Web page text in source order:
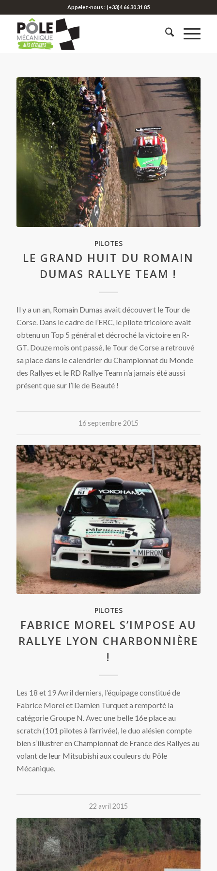
Appelez-nous : (+33)4 66 30 31 85
PILOTES
LE GRAND HUIT DU ROMAIN
DUMAS RALLYE TEAM !
Il y a un an, Romain Dumas avait découvert le Tour de
Corse. Dans le cadre de l’ERC, le pilote tricolore avait
obtenu un Top 5 général et décroché la victoire en R-
GT. Douze mois ont passé, le Tour de Corse a retrouvé
sa place dans le calendrier du Championnat du Monde
des Rallyes et le RD Rallye Team n’a jamais été aussi
présent que sur l’Ile de Beauté !
16 septembre 2015
PILOTES
FABRICE MOREL S’IMPOSE AU
RALLYE LYON CHARBONNIÈRE
!
Les 18 et 19 Avril derniers, l’équipage constitué de
Fabrice Morel et Damien Turquet a remporté la
catégorie Groupe N. Avec une belle 16e place au
scratch (101 pilotes à l’arrivée), le duo alésien compte
bien s’illustrer en Championnat de France des Rallyes au
volant de leur Mitsubishi aux couleurs du Pôle
Mécanique.
22 avril 2015